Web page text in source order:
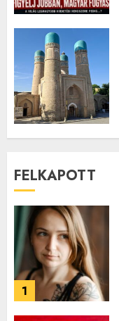
FELKAPOTT
1